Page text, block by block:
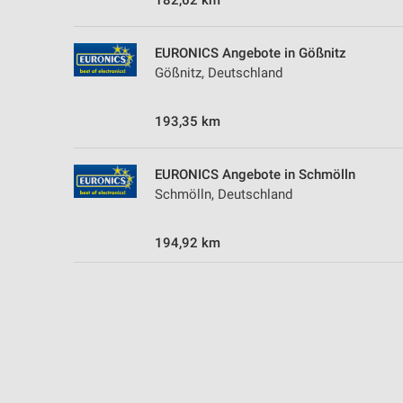
EURONICS Angebote in Gößnitz
Gößnitz, Deutschland
193,35 km
EURONICS Angebote in Schmölln
Schmölln, Deutschland
194,92 km